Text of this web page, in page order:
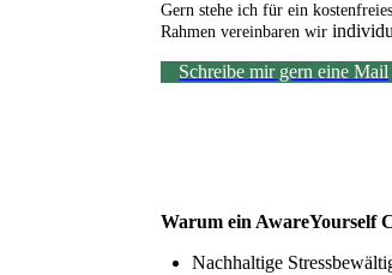
Gern stehe ich für ein
Rahmen vereinbaren wir
Schreibe mir gern eine Mail
Warum ein AwareYourself
Nachhaltige